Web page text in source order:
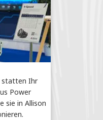
statten Ihr
Power
sie in Allison